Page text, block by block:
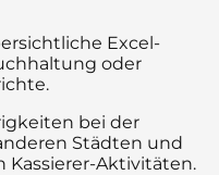
Excel-
oder
bei der
Städten und
Kassierer-Aktivitäten.